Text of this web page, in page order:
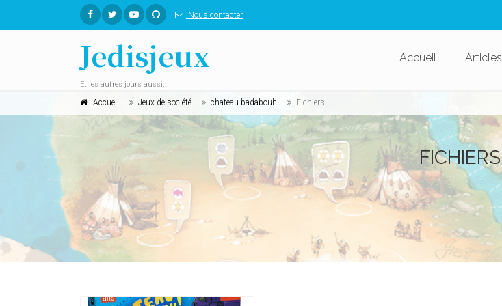
Nous contacter
Jedisjeux
Et les autres jours aussi...
Accueil Articles
Accueil Jeux de société chateau-badabouh Fichiers
FICHIERS